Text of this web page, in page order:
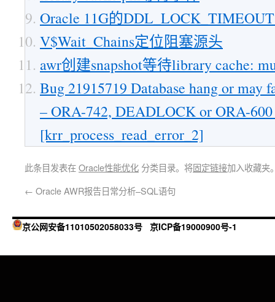
Oracle 11G的
V$Wait_Chains定位阻塞源头
awr创建snapshot等待library cache:
Bug 21915719 Database hang or
– ORA-742, DEADLOCK or ORA-
[krr_process_read_error_2]
此条目发表在Oracle性能优化 分类目录。将固定链接加入收藏夹
← Oracle AWR报告日常分析–SQL语句
京公网安备11010502058033号 京ICP备19000900号-1